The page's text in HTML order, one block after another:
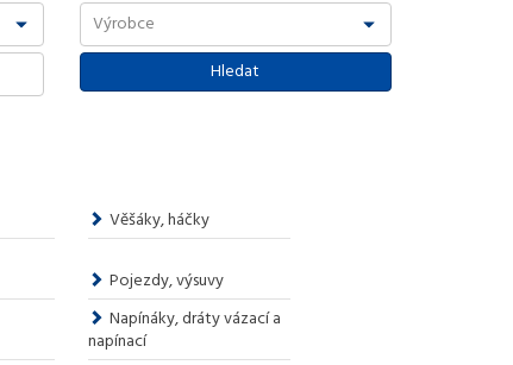
Věšáky, háčky
Pojezdy, výsuvy
Napínáky, dráty vázací a
napínací